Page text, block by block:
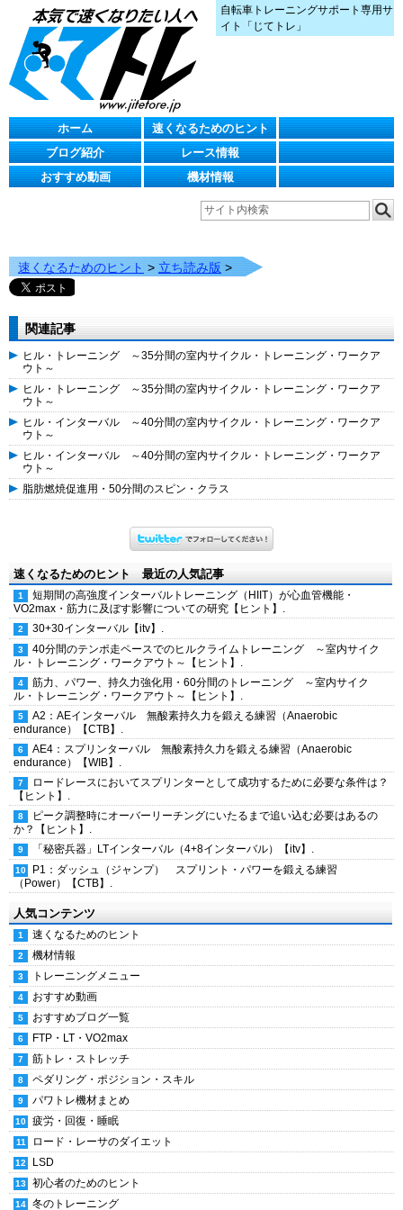
自転車トレーニングサポート専用サ
イト「じてトレ」
ホーム
速くなるためのヒント
ブログ紹介
レース情報
おすすめ動画
機材情報
速くなるためのヒント > 立ち読み版 >
関連記事
ヒル・トレーニング ～35分間の室内サイクル・トレーニング・ワークア
ウト～
ヒル・トレーニング ～35分間の室内サイクル・トレーニング・ワークア
ウト～
ヒル・インターバル ～40分間の室内サイクル・トレーニング・ワークア
ウト～
ヒル・インターバル ～40分間の室内サイクル・トレーニング・ワークア
ウト～
脂肪燃焼促進用・50分間のスピン・クラス
速くなるためのヒント 最近の人気記事
短期間の高強度インターバルトレーニング（HIIT）が心血管機能・
VO2max・筋力に及ぼす影響についての研究【ヒント】.
30+30インターバル【itv】.
40分間のテンポ走ペースでのヒルクライムトレーニング ～室内サイク
ル・トレーニング・ワークアウト～【ヒント】.
筋力、パワー、持久力強化用・60分間のトレーニング ～室内サイク
ル・トレーニング・ワークアウト～【ヒント】.
A2：AEインターバル 無酸素持久力を鍛える練習（Anaerobic
endurance）【CTB】.
AE4：スプリンターバル 無酸素持久力を鍛える練習（Anaerobic
endurance）【WIB】.
ロードレースにおいてスプリンターとして成功するために必要な条件は？
【ヒント】.
ピーク調整時にオーバーリーチングにいたるまで追い込む必要はあるの
か？【ヒント】.
「秘密兵器」LTインターバル（4+8インターバル）【itv】.
P1：ダッシュ（ジャンプ） スプリント・パワーを鍛える練習
（Power）【CTB】.
人気コンテンツ
速くなるためのヒント
機材情報
トレーニングメニュー
おすすめ動画
おすすめブログ一覧
FTP・LT・VO2max
筋トレ・ストレッチ
ペダリング・ポジション・スキル
パワトレ機材まとめ
疲労・回復・睡眠
ロード・レーサのダイエット
LSD
初心者のためのヒント
冬のトレーニング